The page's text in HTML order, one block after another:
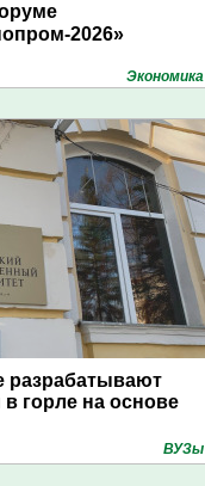
2026»
Экономика
разрабатывают
горле на основе
ВУЗы